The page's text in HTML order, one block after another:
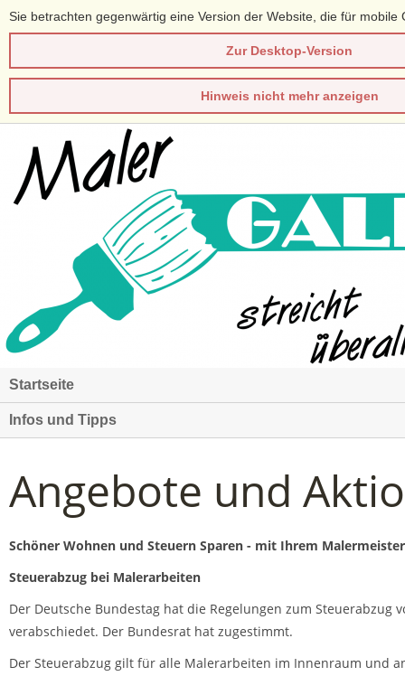
Sie betrachten gegenwärtig eine Version der Website, die für mobile
Zur Desktop-Version
Hinweis nicht mehr anzeigen
Startseite
Infos und Tipps
Angebote und
Schöner Wohnen und Steuern Sparen - mit Ihrem Malermeister
Steuerabzug bei Malerarbeiten
Der Deutsche Bundestag hat die Regelungen zum Steuerabzug
verabschiedet. Der Bundesrat hat zugestimmt.
Der Steuerabzug gilt für alle Malerarbeiten im Innenraum und